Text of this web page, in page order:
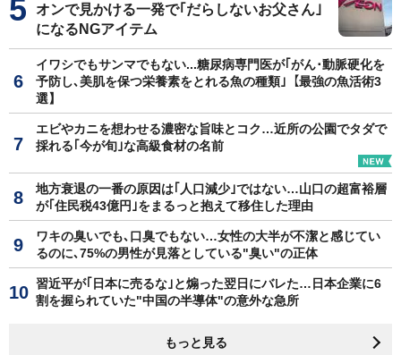
オンで見かける一発で｢だらしないお父さん｣
になるNGアイテム
イワシでもサンマでもない...糖尿病専門医が｢がん･動脈硬化を
予防し､美肌を保つ栄養素をとれる魚の種類｣【最強の魚活術3
選】
エビやカニを想わせる濃密な旨味とコク…近所の公園でタダで
採れる｢今が旬｣な高級食材の名前
地方衰退の一番の原因は｢人口減少｣ではない…山口の超富裕層
が｢住民税43億円｣をまるっと抱えて移住した理由
ワキの臭いでも､口臭でもない…女性の大半が不潔と感じてい
るのに､75%の男性が見落としている"臭い"の正体
習近平が｢日本に売るな｣と煽った翌日にバレた…日本企業に6
割を握られていた"中国の半導体"の意外な急所
もっと見る